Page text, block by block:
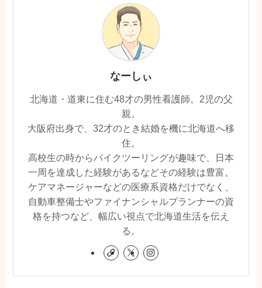
なーしぃ
北海道・道東に住む48才の男性看護師。2児の父
親。
大阪府出身で、32才のとき結婚を機に北海道へ移
住。
高校生の時からバイクツーリングが趣味で、日本
一周を達成した経験があるなどその経験は豊富。
ケアマネージャーなどの医療系資格だけでなく、
自動車整備士やファイナンシャルプランナーの資
格を持つなど、幅広い視点で北海道生活を伝え
る。